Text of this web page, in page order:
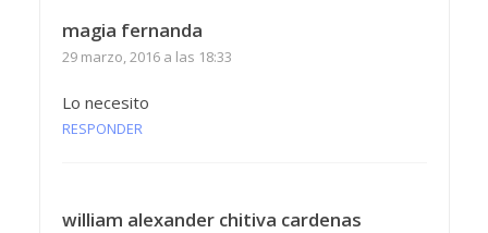
magia fernanda
29 marzo, 2016 a las 18:33
Lo necesito
RESPONDER
william alexander chitiva cardenas